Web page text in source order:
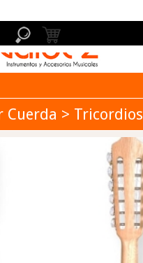
Cuerda > Tricordios